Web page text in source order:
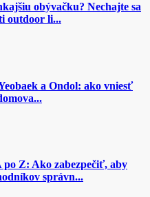
obývačku? Nechajte sa
outdoor li...
a Ondol: ako vniesť
po Z: Ako zabezpečiť, aby
správn...